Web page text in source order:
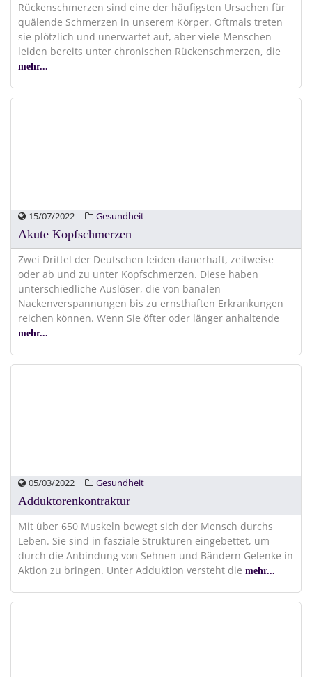
Rückenschmerzen sind eine der häufigsten Ursachen für
quälende Schmerzen in unserem Körper. Oftmals treten
sie plötzlich und unerwartet auf, aber viele Menschen
leiden bereits unter chronischen Rückenschmerzen, die
mehr...
15/07/2022 Gesundheit
Akute Kopfschmerzen
Zwei Drittel der Deutschen leiden dauerhaft, zeitweise
oder ab und zu unter Kopfschmerzen. Diese haben
unterschiedliche Auslöser, die von banalen
Nackenverspannungen bis zu ernsthaften Erkrankungen
reichen können. Wenn Sie öfter oder länger anhaltende
mehr...
05/03/2022 Gesundheit
Adduktorenkontraktur
Mit über 650 Muskeln bewegt sich der Mensch durchs
Leben. Sie sind in fasziale Strukturen eingebettet, um
durch die Anbindung von Sehnen und Bändern Gelenke in
Aktion zu bringen. Unter Adduktion versteht die mehr...